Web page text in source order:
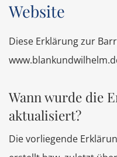
Website
Diese Erklärung zur
Wann wurde die
aktualisiert?
Die vorliegende